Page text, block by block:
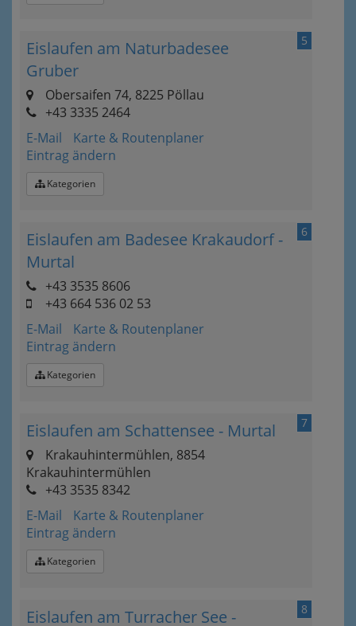
5
Eislaufen am Naturbadesee
Gruber
Obersaifen 74, 8225 Pöllau
+43 3335 2464
E-Mail
Karte & Routenplaner
Eintrag ändern
Kategorien
6
Eislaufen am Badesee Krakaudorf -
Murtal
+43 3535 8606
+43 664 536 02 53
E-Mail
Karte & Routenplaner
Eintrag ändern
Kategorien
7
Eislaufen am Schattensee - Murtal
Krakauhintermühlen, 8854
Krakauhintermühlen
+43 3535 8342
E-Mail
Karte & Routenplaner
Eintrag ändern
Kategorien
8
Eislaufen am Turracher See -